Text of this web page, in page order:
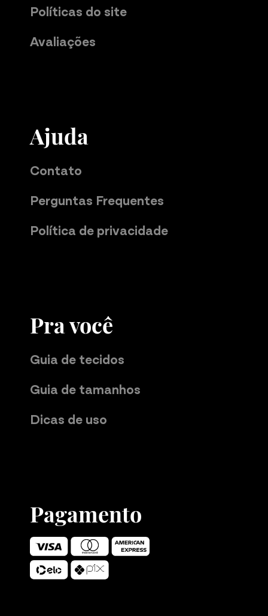
Políticas do site
Avaliações
Ajuda
Contato
Perguntas Frequentes
Política de privacidade
Pra você
Guia de tecidos
Guia de tamanhos
Dicas de uso
Pagamento